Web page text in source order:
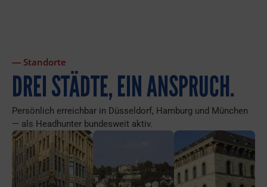
― Standorte
DREI STÄDTE, EIN ANSPRUCH.
Persönlich erreichbar in Düsseldorf, Hamburg und München
— als Headhunter bundesweit aktiv.